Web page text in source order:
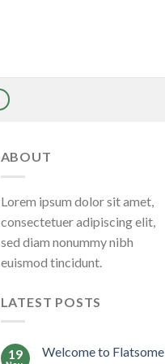
ABOUT
Lorem ipsum dolor sit amet,
consectetuer adipiscing elit,
sed diam nonummy nibh
euismod tincidunt.
LATEST POSTS
19 Welcome to Flatsome